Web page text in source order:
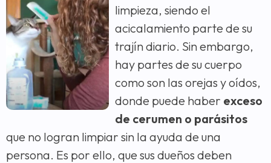
limpieza, siendo el
acicalamiento parte de su
trajín diario. Sin embargo,
hay partes de su cuerpo
como son las orejas y oídos,
donde puede haber exceso
de cerumen o parásitos
que no logran limpiar sin la ayuda de una
persona. Es por ello, que sus dueños deben